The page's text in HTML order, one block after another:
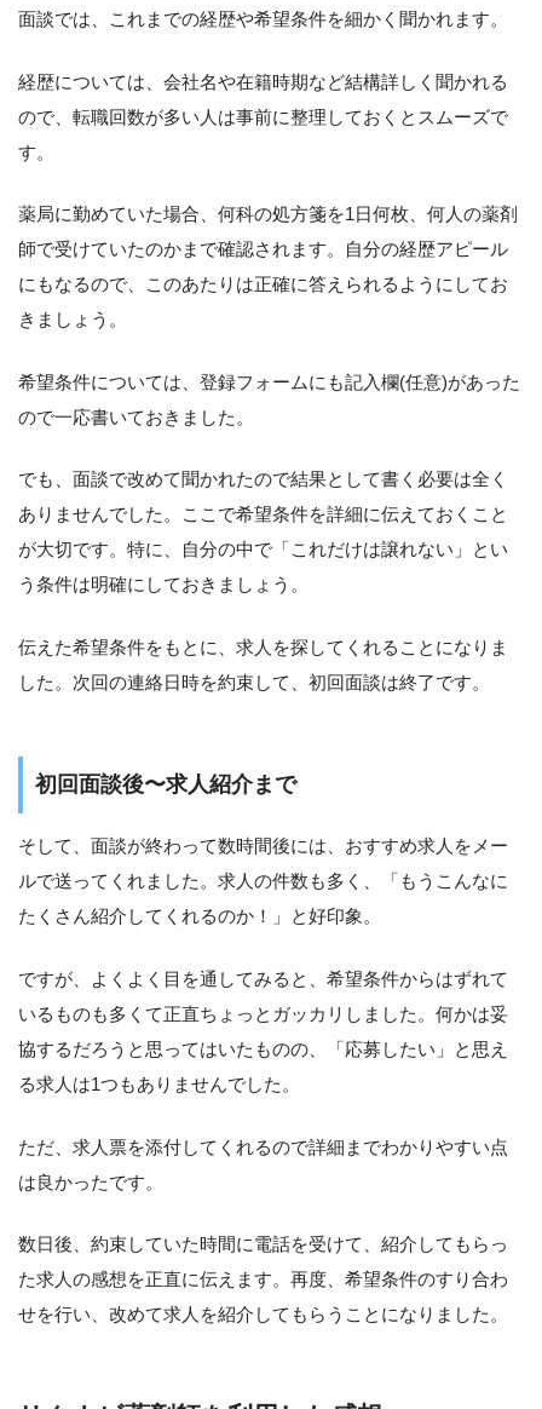
面談では、これまでの経歴や希望条件を細かく聞かれます。
経歴については、会社名や在籍時期など結構詳しく聞かれる
ので、転職回数が多い人は事前に整理しておくとスムーズで
す。
薬局に勤めていた場合、何科の処方箋を1日何枚、何人の薬剤
師で受けていたのかまで確認されます。自分の経歴アピール
にもなるので、このあたりは正確に答えられるようにしてお
きましょう。
希望条件については、登録フォームにも記入欄(任意)があった
ので一応書いておきました。
でも、面談で改めて聞かれたので結果として書く必要は全く
ありませんでした。ここで希望条件を詳細に伝えておくこと
が大切です。特に、自分の中で「これだけは譲れない」とい
う条件は明確にしておきましょう。
伝えた希望条件をもとに、求人を探してくれることになりま
した。次回の連絡日時を約束して、初回面談は終了です。
初回面談後〜求人紹介まで
そして、面談が終わって数時間後には、おすすめ求人をメー
ルで送ってくれました。求人の件数も多く、「もうこんなに
たくさん紹介してくれるのか！」と好印象。
ですが、よくよく目を通してみると、希望条件からはずれて
いるものも多くて正直ちょっとガッカリしました。何かは妥
協するだろうと思ってはいたものの、「応募したい」と思え
る求人は1つもありませんでした。
ただ、求人票を添付してくれるので詳細までわかりやすい点
は良かったです。
数日後、約束していた時間に電話を受けて、紹介してもらっ
た求人の感想を正直に伝えます。再度、希望条件のすり合わ
せを行い、改めて求人を紹介してもらうことになりました。